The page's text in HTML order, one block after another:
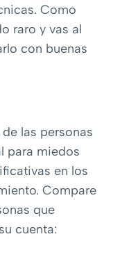
Como
raro y vas al
con buenas
las personas
para miedos
en los
Compare
que
cuenta: